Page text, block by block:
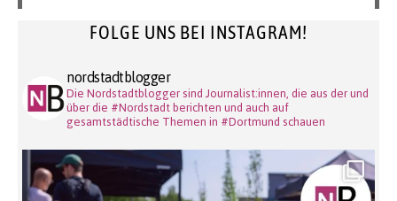
FOLGE UNS BEI INSTAGRAM!
nordstadtblogger
Die Nordstadtblogger sind Journalist:innen, die aus der und
über die #Nordstadt berichten und auch auf
gesamtstädtische Themen in #Dortmund schauen